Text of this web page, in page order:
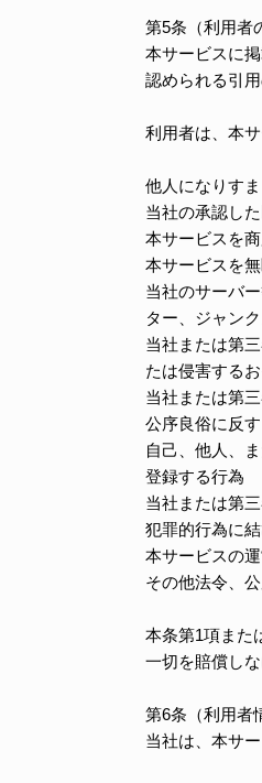
第5条（利用者
本サービスに
認められる引
利用者は、本
他人になりす
当社の承認し
本サービスを
本サービスを
当社のサーバ
ター、ジャン
当社または第
たは侵害する
当社または第
公序良俗に反
自己、他人、
登録する行為
当社または第
犯罪的行為に
本サービスの
その他法令、
本条第1項また
一切を賠償し
第6条（利用者
当社は、本サ